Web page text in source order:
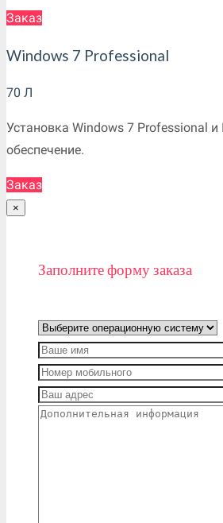
Заказ
Windows 7 Professional
70 Л
Установка Windows 7 Professional
обеспечение.
Заказ
×
Заполните форму заказа